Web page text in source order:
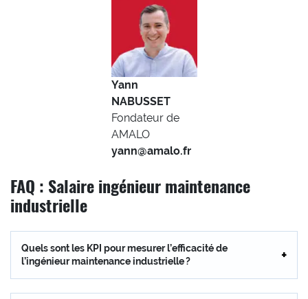
Yann
NABUSSET
Fondateur de
AMALO
yann@amalo.fr
FAQ : Salaire ingénieur maintenance
industrielle
Quels sont les KPI pour mesurer l’efficacité de
l’ingénieur maintenance industrielle ?